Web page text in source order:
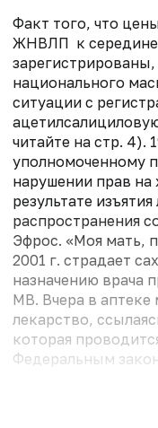
Факт того, что
ЖНВЛП к середине
национального
ситуации с
читайте на стр. 4).
уполномоченному
нарушении прав на
результате
распространения
Эфрос. «Моя мать,
2001 г. страдает
назначению врача
МВ. Вчера в аптеке
лекарство,
которая
Федеральным